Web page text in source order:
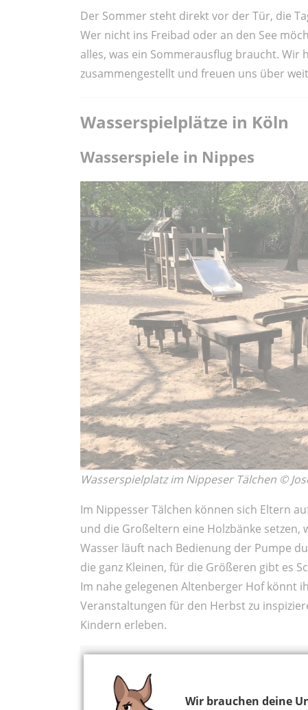
Wir brauchen deine
Der Sommer steht direkt vor der Tür, die
Wer nicht ins Freibad oder an den See
alles, was ein Sommerausflug braucht. Wir
zusammengestellt und freuen uns über
Wasserspielplätze in Köln
Wasserspiele in Nippes
Wasserspielplatz im Nippeser Tälchen ©
Im Nippesser Tälchen können sich Eltern
und die Großeltern eine Holzbänke setzen,
Wasser läuft nach Bedienung der Pumpe
die ganz Kleinen, für die Größeren gibt es
Im nahe gelegenen Altenberger Hof könnt
Veranstaltungen für den Herbst zu
Kindern erleben.
Wo?Nippeser Tälchen, Louis-Ferdinand-